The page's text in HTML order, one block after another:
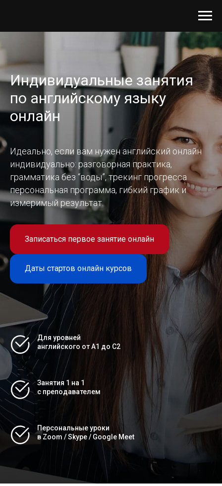
Индивидуальные занятия
по английскому языку
онлайн
Идеально, если вам нужен английский онлайн
индивидуально: разговорная практика,
грамматика без “воды”, трекинг прогресса
персональная программа, гибкий график и
измеримый результат.
Записаться первое занятие онлайн
Даты стартов онлайн курсов
Для уровней
английского от A1 до C2
Занятия 1 на 1
с преподавателем
Персональные уроки
в Zoom / Skype / Google Meet